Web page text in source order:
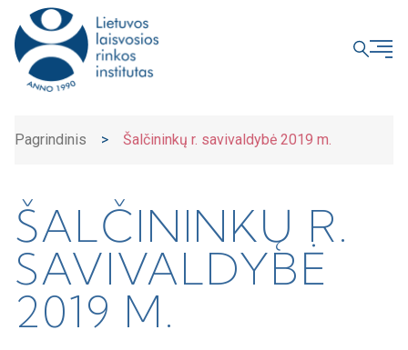
Pagrindinis > Šalčininkų r. savivaldybė 2019 m.
ŠALČININKŲ R.
SAVIVALDYBĖ
2019 M.
UŽDARYTI